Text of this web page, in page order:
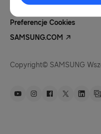
Pliki Cookies
Preferencje Cookies
SAMSUNG.COM
Copyright© SAMSUNG